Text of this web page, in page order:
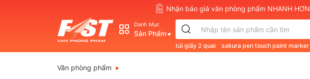
Nhận báo giá văn phòng phẩm NHANH HƠN
Danh Mục
Sản Phẩm
túi giấy 2 quai sakura pen touch paint marker
Văn phòng phẩm